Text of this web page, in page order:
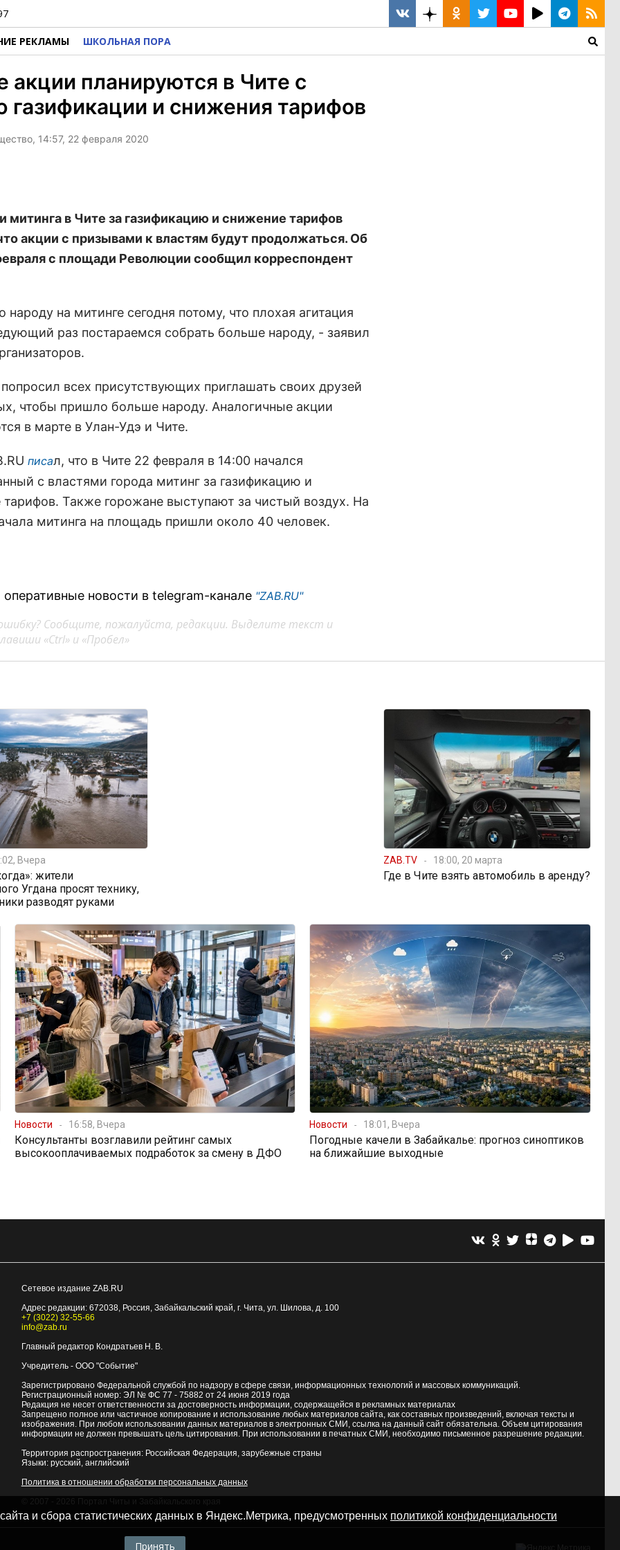
РЕКЛАМЫ ШКОЛЬНАЯ ПОРА
акции планируются в Чите с
газификации и снижения тарифов
14:57, 22 февраля 2020
митинга в Чите за газификацию и снижение тарифов
акции с призывами к властям будут продолжаться. Об
с площади Революции сообщил корреспондент
народу на митинге сегодня потому, что плохая агитация
раз постараемся собрать больше народу, - заявил
всех присутствующих приглашать своих друзей
чтобы пришло больше народу. Аналогичные акции
в марте в Улан-Удэ и Чите.
писал, что в Чите 22 февраля в 14:00 начался
с властями города митинг за газификацию и
Также горожане выступают за чистый воздух. На
митинга на площадь пришли около 40 человек.
новости в telegram-канале "ZAB.RU"
Сообщите, пожалуйста, редакции. Выделите текст и
«Ctrl» и «Пробел»
Вчера
жители
Угдана просят технику,
разводят руками
ZAB.TV 18:00, 20 марта
Где в Чите взять автомобиль в аренду?
Новости 16:58, Вчера
Консультанты возглавили рейтинг самых
высокооплачиваемых подработок за смену в ДФО
Новости 18:01, Вчера
Погодные качели в Забайкалье: прогноз синоптиков
на ближайшие выходные
Сетевое издание ZAB.RU
Адрес редакции: 672038, Россия, Забайкальский край, г. Чита, ул. Шилова, д. 100
+7 (3022) 32-55-66
info@zab.ru
Главный редактор Кондратьев Н. В.
Учредитель - ООО "Событие"
Зарегистрировано Федеральной службой по надзору в сфере связи, информационных технологий и массовых коммуникаций.
Регистрационный номер: ЭЛ № ФС 77 - 75882 от 24 июня 2019 года
Редакция не несет ответственности за достоверность информации, содержащейся в рекламных материалах
Запрещено полное или частичное копирование и использование любых материалов сайта, как составных произведений, включая тексты и
изображения. При любом использовании данных материалов в электронных СМИ, ссылка на данный сайт обязательна. Объем цитирования
информации не должен превышать цель цитирования. При использовании в печатных СМИ, необходимо письменное разрешение редакции.
Территория распространения: Российская Федерация, зарубежные страны
Языки: русский, английский
Политика в отношении обработки персональных данных
и сбора статистических данных в Яндекс.Метрика, предусмотренных политикой конфиденциальности
Принять